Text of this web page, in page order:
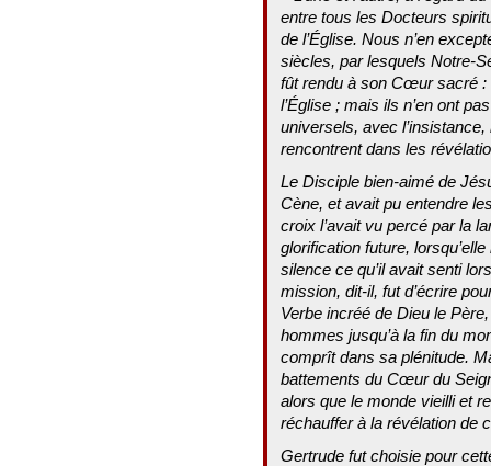
entre tous les Docteurs
de l’Église. Nous n’en
siècles, par lesquels Notre-
fût rendu à son Cœur sacré :
l’Église ; mais ils n’en ont
universels, avec
rencontrent dans les
Le Disciple bien-aimé de
Cène, et avait pu entendre
croix l’avait vu percé par la
glorification future,
silence ce qu’il avait senti
mission, dit-il, fut d’écrire
Verbe incréé de Dieu le
hommes jusqu’à la fin du
comprît dans sa plénitude.
battements du Cœur du
alors que le monde vieilli et
réchauffer à la révélation de
Gertrude fut choisie pour